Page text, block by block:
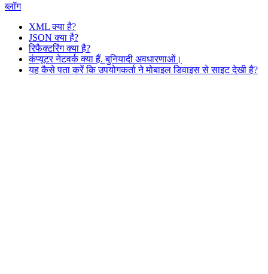
ब्लॉग
XML क्या है?
JSON क्या है?
रिफैक्टरिंग क्या है?
कंप्यूटर नेटवर्क क्या हैं. बुनियादी अवधारणाओं।
यह कैसे पता करें कि उपयोगकर्ता ने मोबाइल डिवाइस से साइट देखी है?